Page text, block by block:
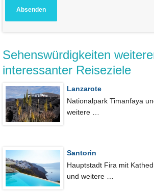
Sehenswürdigkeiten
interessanter Reiseziele
Lanzarote
Nationalpark Timanfaya
weitere …
Santorin
Hauptstadt Fira mit
und weitere …